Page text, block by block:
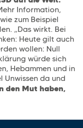
Information,
zum Beispiel
„Das wirkt. Bei
Heute gilt auch
wollen: Null
würde sich
Hebammen und in
Unwissen da und
den Mut haben,